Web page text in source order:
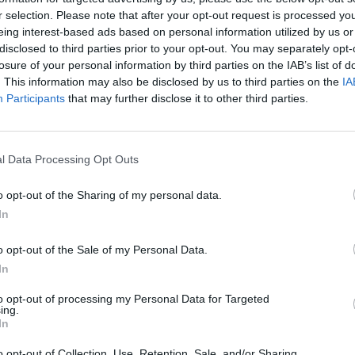
selection. Please note that after your opt-out request is processed
interest-based ads based on personal information utilized by us
to third parties prior to your opt-out. You may separately
of your personal information by third parties on the IAB’s list of
This information may also be disclosed by us to third parties on the
Participants that may further disclose it to other third parties.
Data Processing Opt Outs
opt-out of the Sharing of my personal data.
opt-out of the Sale of my Personal Data.
opt-out of processing my Personal Data for Targeted
kaltė kaltinimai tik Lrytas.TV
Visi įrašai
šiemet – vilkikas vežė cigarečių už 2,4 mln.
pasiekė 41,4 laipsnio